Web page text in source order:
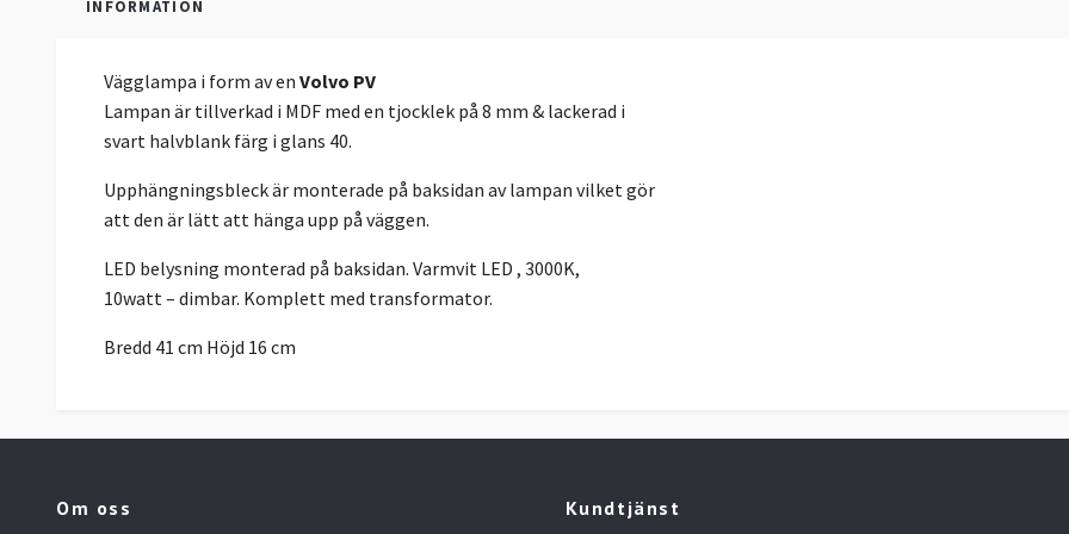
INFORMATION
Vägglampa i form av en Volvo PV
Lampan är tillverkad i MDF med en tjocklek på 8 mm & lackerad i
svart halvblank färg i glans 40.
Upphängningsbleck är monterade på baksidan av lampan vilket gör
att den är lätt att hänga upp på väggen.
LED belysning monterad på baksidan. Varmvit LED , 3000K,
10watt – dimbar. Komplett med transformator.
Bredd 41 cm Höjd 16 cm
Om oss Kundtjänst